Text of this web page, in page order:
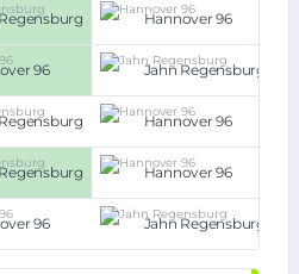
Hannover 96
96 Jahn Regensburg
Hannover 96
Hannover 96
96 Jahn Regensburg